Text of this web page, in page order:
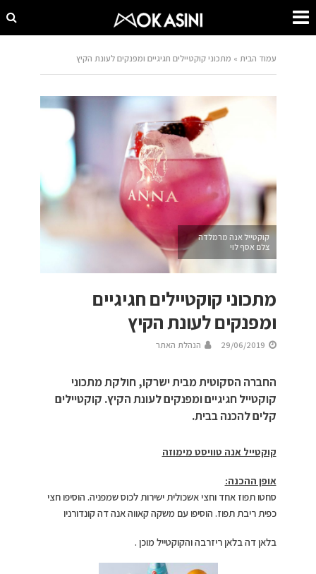
עמוד הבית » מתכוני קוקטיילים חגיגיים ומפנקים לעונת הקיץ
קוקטייל אנה מרמלדה
צלם אסף לוי
מתכוני קוקטיילים חגיגיים
ומפנקים לעונת הקיץ
29/06/2019 הנהלת האתר
החברה הסקוטית מבית ישרקו, חולקת מתכוני
קוקטייל חגיגיים ומפנקים לעונת הקיץ. קוקטיילים
קלים להכנה בבית.
קוקטייל אנה טוויסט מימוזה
אופן ההכנה:
סחטו תפוז אחד וחצי אשכולית ישירות לכוס שמפניה. הוסיפו חצי
כפית ריבת תפוז. הוסיפו עם משקה קאווה אנה דה קונדורניו
בלאן דה בלאן ריזרבה והקוקטייל מוכן .